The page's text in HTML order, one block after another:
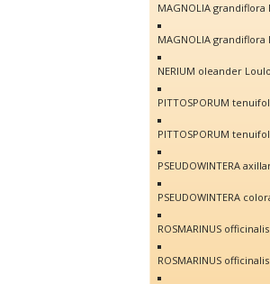
MAGNOLIA grandiflora
MAGNOLIA grandiflora
NERIUM oleander
PITTOSPORUM
PITTOSPORUM
PSEUDOWINTERA
PSEUDOWINTERA
ROSMARINUS
ROSMARINUS